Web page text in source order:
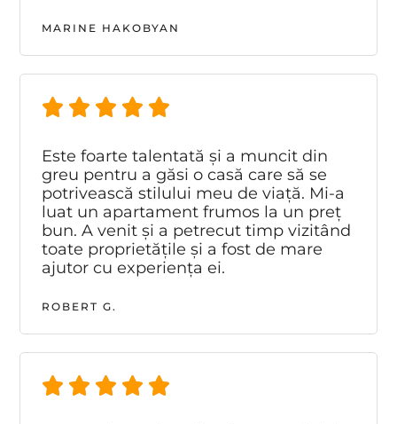
MARINE HAKOBYAN
Este foarte talentată și a muncit din
greu pentru a găsi o casă care să se
potrivească stilului meu de viață. Mi-a
luat un apartament frumos la un preț
bun. A venit și a petrecut timp vizitând
toate proprietățile și a fost de mare
ajutor cu experiența ei.
ROBERT G.